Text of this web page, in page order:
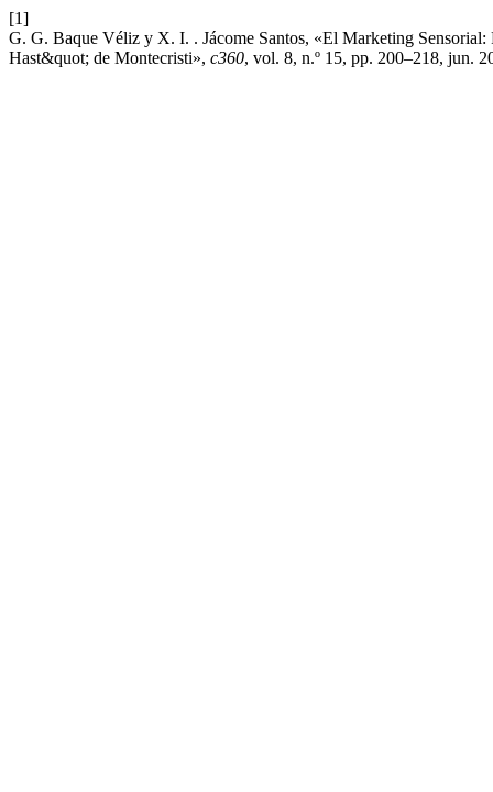
[1]
G. G. Baque Véliz y X. I. . Jácome Santos, «El Marketing
Hast&quot; de Montecristi», c360, vol. 8, n.º 15, pp. 200–218, jun.